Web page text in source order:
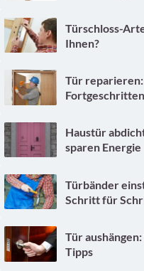
Türschloss-
Ihnen?
Tür
Haustür
sparen Energie
Türbänder
Schritt für
Tür
Tipps